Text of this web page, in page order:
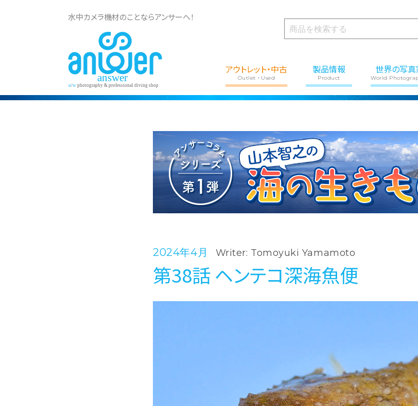
水中カメラ機材のことならアンサーへ！
アウトレット・中古
Outlet・Used
製品情報
Product
世界の写真
World
2024年4月 Writer: Tomoyuki Yamamoto
第38話 ヘンテコ深海魚便